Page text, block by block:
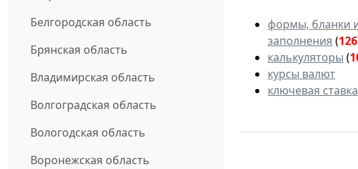
Белгородская область
Брянская область
Владимирская область
Волгоградская область
Вологодская область
Воронежская область
формы, бланки
заполнения (
калькуляторы (
курсы валют
ключевая ставка